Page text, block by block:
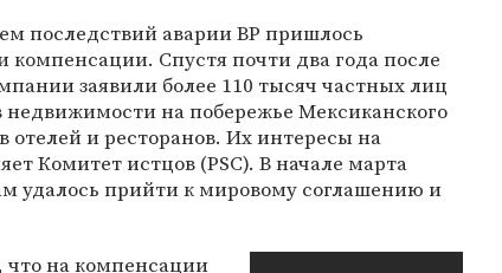
последствий аварии BP пришлось
компенсации. Спустя почти два года после
заявили более 110 тысяч частных лиц
на побережье Мексиканского
отелей и ресторанов. Их интересы на
Комитет истцов (PSC). В начале марта
удалось прийти к мировому соглашению и
что на компенсации